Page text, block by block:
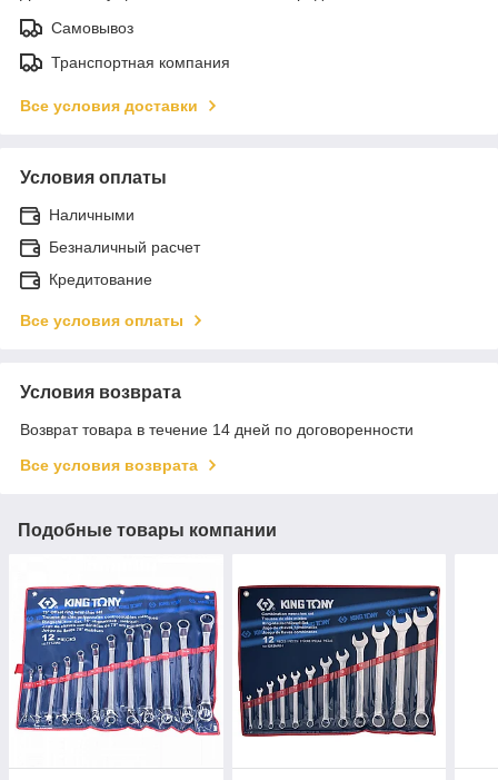
Самовывоз
Транспортная компания
Все условия доставки
Условия оплаты
Наличными
Безналичный расчет
Кредитование
Все условия оплаты
Условия возврата
Возврат товара в течение 14 дней по договоренности
Все условия возврата
Подобные товары компании